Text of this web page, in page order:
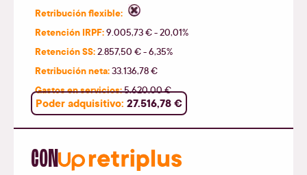
Retribución flexible:
Retención IRPF:9.005,73 € - 20,01%
Retención SS:2.857,50 € - 6,35%
Retribución neta:33.136,78 €
Gastos en servicios:5.620,00 €
Poder adquisitivo: 27.516,78 €
CON